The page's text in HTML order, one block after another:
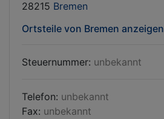
28215 Bremen
Ortsteile von Bremen anzeigen
Steuernummer: unbekannt
Telefon: unbekannt
Fax: unbekannt